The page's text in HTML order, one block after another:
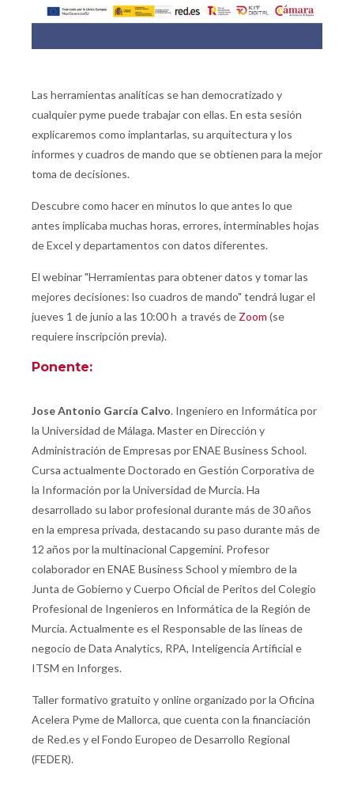
Las herramientas analíticas se han democratizado y
cualquier pyme puede trabajar con ellas. En esta sesión
explicaremos como implantarlas, su arquitectura y los
informes y cuadros de mando que se obtienen para la mejor
toma de decisiones.
Descubre como hacer en minutos lo que antes lo que
antes implicaba muchas horas, errores, interminables hojas
de Excel y departamentos con datos diferentes.
El webinar "Herramientas para obtener datos y tomar las
mejores decisiones: lso cuadros de mando" tendrá lugar el
jueves 1 de junio a las 10:00 h a través de Zoom (se
requiere inscripción previa).
Ponente:
Jose Antonio García Calvo. Ingeniero en Informática por
la Universidad de Málaga. Master en Dirección y
Administración de Empresas por ENAE Business School.
Cursa actualmente Doctorado en Gestión Corporativa de
la Información por la Universidad de Murcia. Ha
desarrollado su labor profesional durante más de 30 años
en la empresa privada, destacando su paso durante más de
12 años por la multinacional Capgemini. Profesor
colaborador en ENAE Business School y miembro de la
Junta de Gobierno y Cuerpo Oficial de Peritos del Colegio
Profesional de Ingenieros en Informática de la Región de
Murcia. Actualmente es el Responsable de las líneas de
negocio de Data Analytics, RPA, Inteligencia Artificial e
ITSM en Inforges.
Taller formativo gratuito y online organizado por la Oficina
Acelera Pyme de Mallorca, que cuenta con la financiación
de Red.es y el Fondo Europeo de Desarrollo Regional
(FEDER).